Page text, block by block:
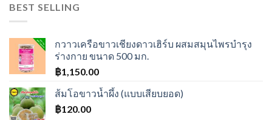
BEST SELLING
กวาวเครือขาวเชียงดาวเฮิร์บ ผสมสมุนไพรบำรุง
ร่างกาย ขนาด 500 มก.
฿1,150.00
ส้มโอขาวน้ำผึ้ง (แบบเสียบยอด)
฿120.00